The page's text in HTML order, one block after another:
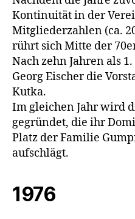
Kontinuität in der
Mitgliederzahlen (ca.
rührt sich Mitte der
Nach zehn Jahren als
Georg Eischer die
Kutka.
Im gleichen Jahr wird
gegründet, die ihr
Platz der Familie
aufschlägt.
1976